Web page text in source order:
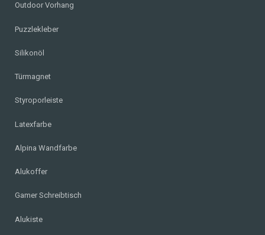
Outdoor Vorhang
Puzzlekleber
Silikonöl
Türmagnet
Styroporleiste
Latexfarbe
Alpina Wandfarbe
Alukoffer
Gamer Schreibtisch
Alukiste